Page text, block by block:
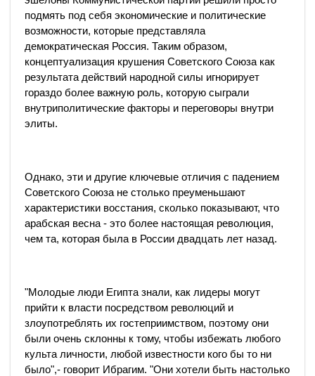
подмять под себя экономические и политические
возможности, которые представляла
демократическая Россия. Таким образом,
концептуализация крушения Советского Союза как
результата действий народной силы игнорирует
гораздо более важную роль, которую сыграли
внутриполитические факторы и переговоры внутри
элиты.
Однако, эти и другие ключевые отличия с падением
Cоветского Союза не столько преуменьшают
характеристики восстания, сколько показывают, что
арабская весна - это более настоящая революция,
чем та, которая была в России двадцать лет назад.
"Молодые люди Египта знали, как лидеры могут
прийти к власти посредством революций и
злоупотреблять их гостеприимством, поэтому они
были очень склонны к тому, чтобы избежать любого
культа личности, любой известности кого бы то ни
было",- говорит Ибрагим. "Они хотели быть настолько